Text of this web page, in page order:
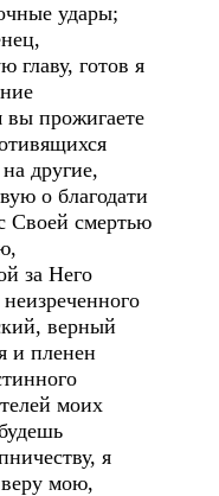
удары;
главу, готов я
вы прожигаете
другие,
о благодати
Своей смертью
за Него
верный
и пленен
моих
я
мою,